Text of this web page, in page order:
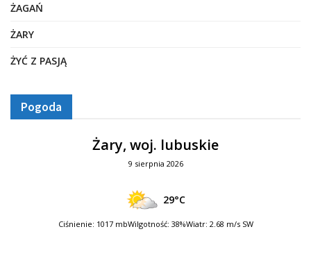
ŻAGAŃ
ŻARY
ŻYĆ Z PASJĄ
Pogoda
Żary, woj. lubuskie
9 sierpnia 2026
29°C
Ciśnienie: 1017 mbWilgotność: 38%Wiatr: 2.68 m/s SW